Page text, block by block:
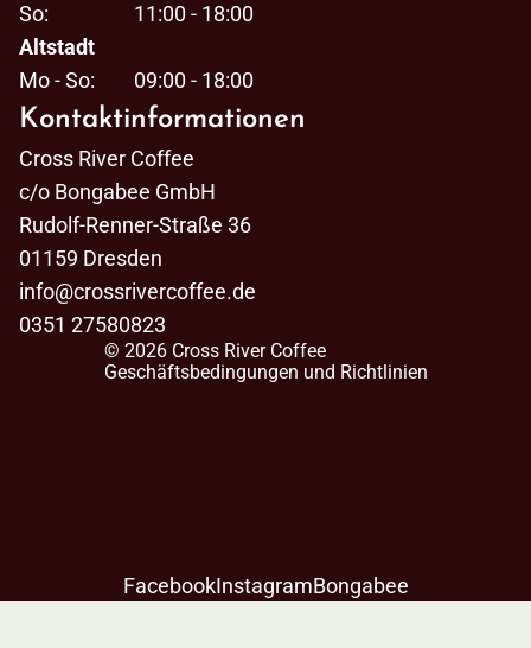
So:
11:00 - 18:00
Altstadt
Mo - So:
09:00 - 18:00
Kontaktinformationen
Cross River Coffee
c/o Bongabee GmbH
Rudolf-Renner-Straße 36
01159 Dresden
info@crossrivercoffee.de
0351 27580823
© 2026 Cross River Coffee
Geschäftsbedingungen und Richtlinien
FacebookInstagramBongabee